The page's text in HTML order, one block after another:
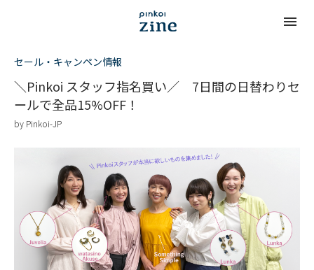
セール・キャンペン情報
＼Pinkoi スタッフ指名買い／ 7日間の日替わりセ
ールで全品15%OFF！
by Pinkoi-JP